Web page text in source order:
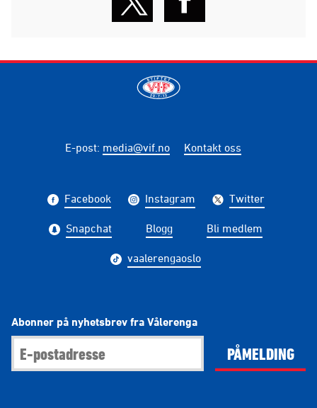
E-post: media@vif.no Kontakt oss
Facebook Instagram Twitter
Snapchat Blogg Bli medlem
vaalerengaoslo
Abonner på nyhetsbrev fra Vålerenga
PÅMELDING